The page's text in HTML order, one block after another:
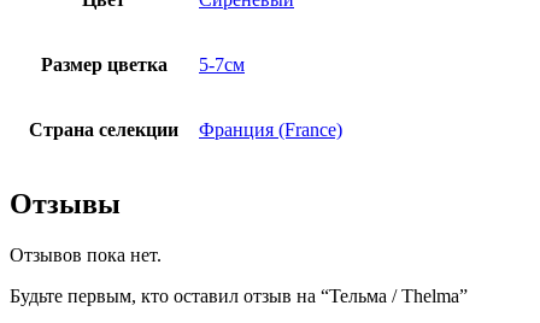
Размер цветка 5-7см
Страна селекции Франция (France)
Отзывы
Отзывов пока нет.
Будьте первым, кто оставил отзыв на “Тельма / Thelma”